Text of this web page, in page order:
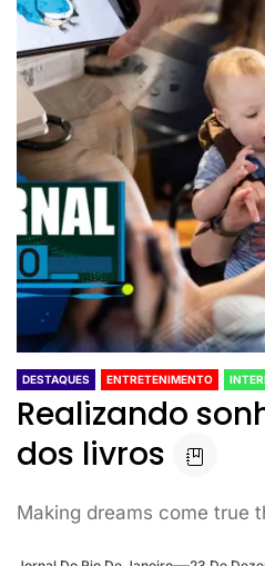
DESTAQUES ENTRETENIMENTO
Realizando
dos livros
Making dreams come true